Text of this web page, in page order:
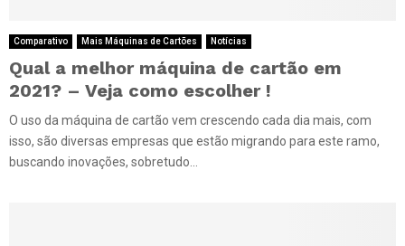
Comparativo Mais Máquinas de Cartões Notícias
Qual a melhor máquina de cartão em
2021? – Veja como escolher !
O uso da máquina de cartão vem crescendo cada dia mais, com
isso, são diversas empresas que estão migrando para este ramo,
buscando inovações, sobretudo...